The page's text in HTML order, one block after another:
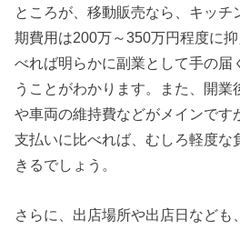
ところが、移動販売なら、キッチ
期費用は200万～350万円程度に
べれば明らかに副業として手の届
うことがわかります。また、開業
や車両の維持費などがメインです
支払いに比べれば、むしろ軽度な
きるでしょう。
さらに、出店場所や出店日なども